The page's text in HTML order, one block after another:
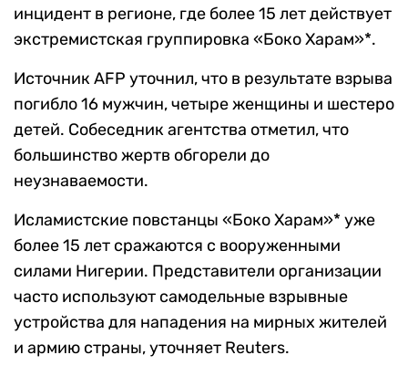
инцидент в регионе, где более 15 лет действует
экстремистская группировка «Боко Харам»*.
Источник AFP уточнил, что в результате взрыва
погибло 16 мужчин, четыре женщины и шестеро
детей. Собеседник агентства отметил, что
большинство жертв обгорели до
неузнаваемости.
Исламистские повстанцы «Боко Харам»* уже
более 15 лет сражаются с вооруженными
силами Нигерии. Представители организации
часто используют самодельные взрывные
устройства для нападения на мирных жителей
и армию страны, уточняет Reuters.